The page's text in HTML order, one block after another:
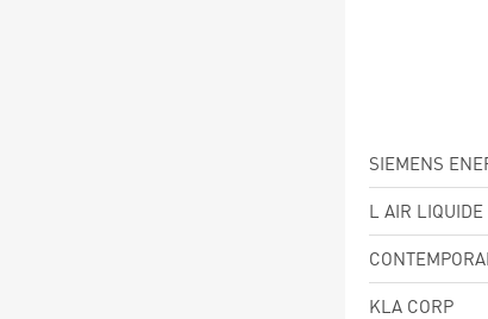
SIEMENS
KLA CORP